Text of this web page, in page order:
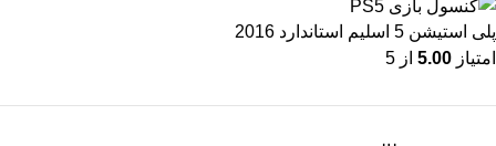
پلی استیشن 5 اسلیم استاندارد 2016
امتیاز 5.00 از 5